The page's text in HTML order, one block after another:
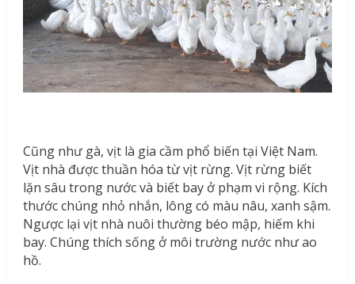
Cũng như gà, vịt là gia cầm phổ biến tại Việt Nam.
Vịt nhà được thuần hóa từ vịt rừng. Vịt rừng biết
lặn sâu trong nước và biết bay ở phạm vi rộng. Kích
thước chúng nhỏ nhắn, lông có màu nâu, xanh sậm.
Ngược lại vịt nhà nuôi thường béo mập, hiếm khi
bay. Chúng thích sống ở môi trường nước như ao
hồ.